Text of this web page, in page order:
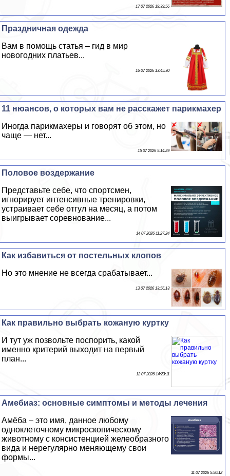
17 07 2026 19:39:56
Праздничная одежда
Вам в помощь статья – гид в мир
новогодних платьев...
16 07 2026 13:45:30
11 нюансов, о которых вам не расскажет парикмахер
Иногда парикмахеры и говорят об этом, но
чаще — нет...
15 07 2026 5:14:29
Пoлoвoе воздержание
Представьте себе, что спортсмен,
игнорирует интенсивные тренировки,
устраивает себе отгул на месяц, а потом
выигрывает соревнование...
14 07 2026 11:27:24
Как избавиться от пocтeльных клопов
Но это мнение не всегда сpaбатывает...
13 07 2026 13:56:13
Как правильно выбрать кожаную куртку
И тут уж позвольте поспорить, какой
именно критерий выходит на первый
план...
12 07 2026 14:23:11
Амебиаз: основные симптомы и методы лечения
Амёба – это имя, данное любому
одноклеточному микроскопическому
животному с консистенцией желеобразного
вида и нерегулярно меняющему свои
формы...
11 07 2026 5:50:12